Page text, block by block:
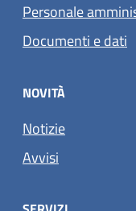
Personale
Documenti e dati
NOVITÀ
Notizie
Avvisi